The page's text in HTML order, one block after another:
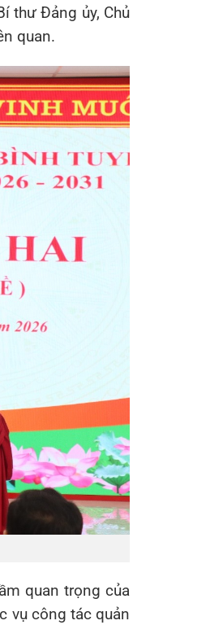
thư Đảng ủy, Chủ
quan.
quan trọng của
vụ công tác quản